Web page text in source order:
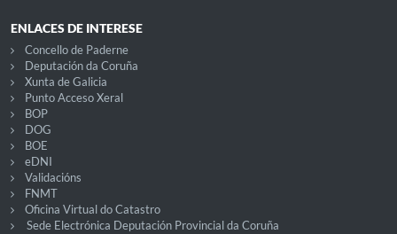
ENLACES DE INTERESE
Concello de Paderne
Deputación da Coruña
Xunta de Galicia
Punto Acceso Xeral
BOP
DOG
BOE
eDNI
Validacións
FNMT
Oficina Virtual do Catastro
Sede Electrónica Deputación Provincial da Coruña